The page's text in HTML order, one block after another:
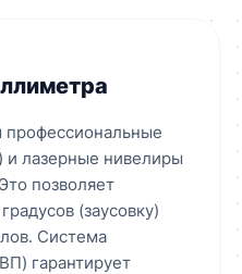
профессиональные
и лазерные нивелиры
позволяет
(заусовку)
Система
гарантирует